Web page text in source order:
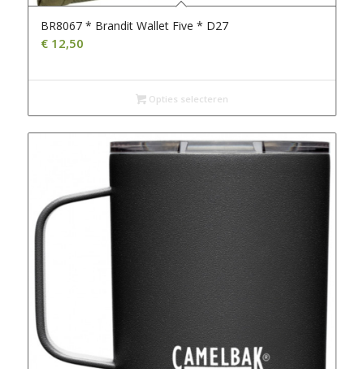
BR8067 * Brandit Wallet Five * D27
€12,50
Opties selecteren